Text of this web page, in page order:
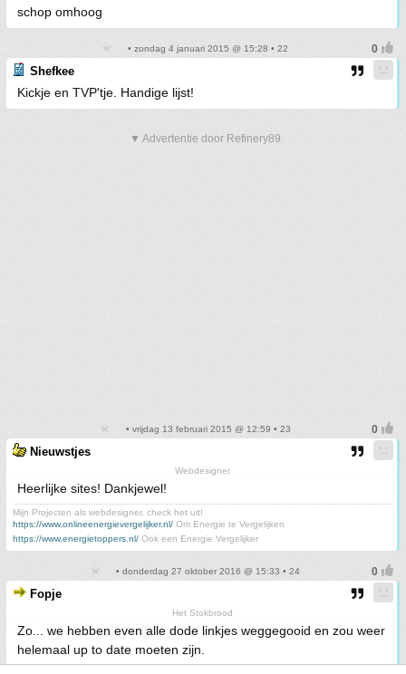
schop omhoog
• zondag 4 januari 2015 @ 15:28 • 22
Shefkee
Kickje en TVP'tje. Handige lijst!
▼ Advertentie door Refinery89
• vrijdag 13 februari 2015 @ 12:59 • 23
Nieuwstjes
Webdesigner
Heerlijke sites! Dankjewel!
Mijn Projecten als webdesigner, check het uit!
https://www.onlineenergievergelijker.nl/ Om Energie te Vergelijken
https://www.energietoppers.nl/ Ook een Energie Vergelijker
• donderdag 27 oktober 2016 @ 15:33 • 24
Fopje
Het Stokbrood
Zo... we hebben even alle dode linkjes weggegooid en zou weer
helemaal up to date moeten zijn.